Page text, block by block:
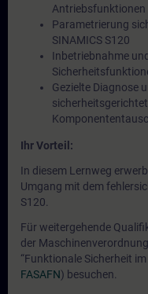
Antriebsfunktionen
Parametrierung
SINAMICS S120
Inbetriebnahme
Gezielte Diagnose
Ihr Vorteil:
In diesem Lernweg
Umgang mit dem
S120.
Für weitergehende
der
“Funktionale Sicherheit
FASAFN) besuchen.